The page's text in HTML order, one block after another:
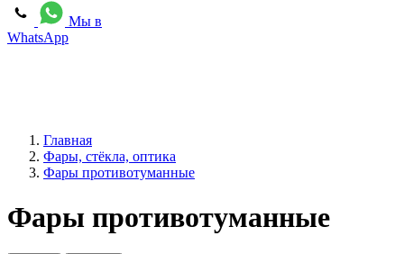
Мы в
WhatsApp
Главная
Фары, стёкла, оптика
Фары противотуманные
Фары противотуманные